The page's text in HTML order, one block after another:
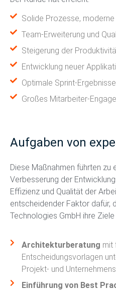
Solide Prozesse,
Team-Erweiterung und
Steigerung der
Entwicklung neuer
Optimale Sprint-Ergebnisse
Großes Mitarbeiter-
Aufgaben von
Diese Maßnahmen führten zu
Verbesserung der
Effizienz und Qualität der
entscheidender Faktor dafür,
Technologies GmbH ihre
Architekturberatung mit
Entscheidungsvorlagen
Projekt- und
Einführung von Best